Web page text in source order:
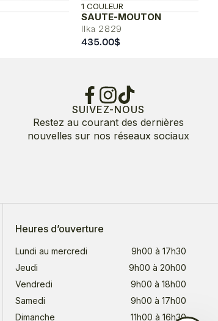
SAUTE-MOUTON
Ilka 2829
1 COULEUR
435.00$
SUIVEZ-NOUS
Restez au courant des dernières
nouvelles sur nos réseaux sociaux
Heures d’ouverture
Lundi au mercredi
9h00 à 17h30
Jeudi
9h00 à 20h00
Vendredi
9h00 à 18h00
Samedi
9h00 à 17h00
Dimanche
11h00 à 16h30